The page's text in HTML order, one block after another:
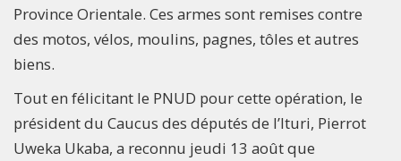
Province Orientale. Ces armes sont remises contre
des motos, vélos, moulins, pagnes, tôles et autres
biens.
Tout en félicitant le PNUD pour cette opération, le
président du Caucus des députés de l’Ituri, Pierrot
Uweka Ukaba, a reconnu jeudi 13 août que